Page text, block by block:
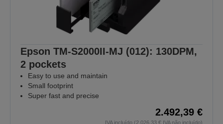
Epson TM-S2000II-MJ (012): 130DPM,
2 pockets
Easy to use and maintain
Small footprint
Super fast and precise
2.492,39 €
IVA incluído (2.026,33 € IVA não incluído)